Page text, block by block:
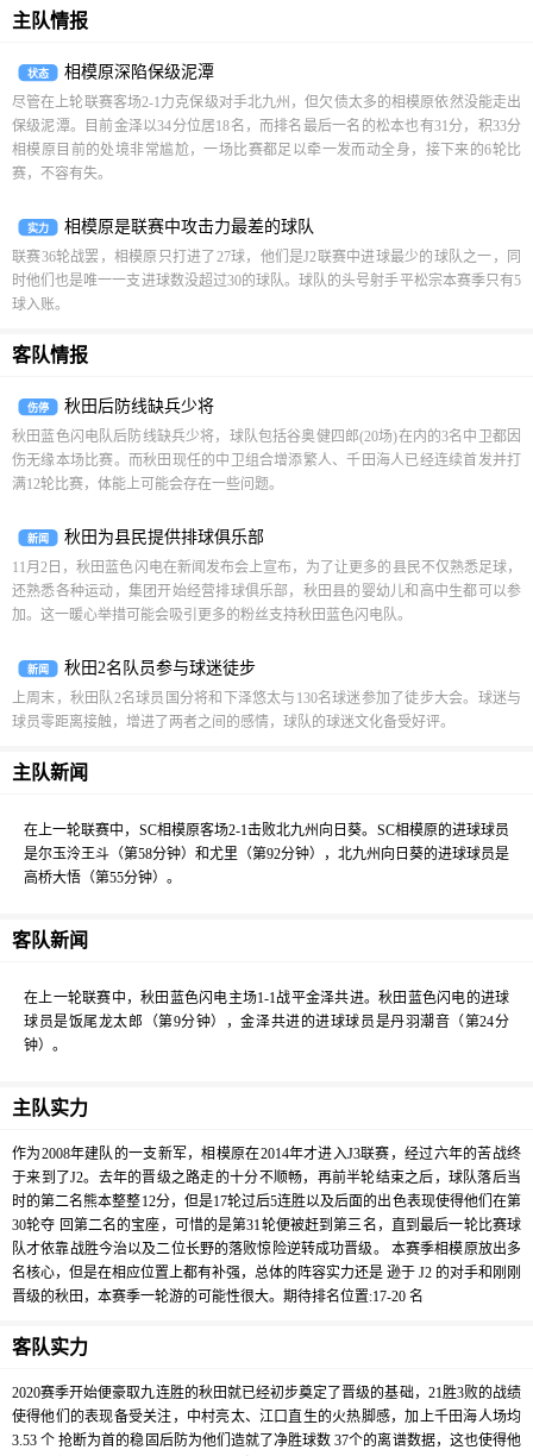
主队情报
状态 相模原深陷保级泥潭
尽管在上轮联赛客场2-1力克保级对手北九州，但欠债太多的相模原依然没能走出
保级泥潭。目前金泽以34分位居18名，而排名最后一名的松本也有31分，积33分
相模原目前的处境非常尴尬，一场比赛都足以牵一发而动全身，接下来的6轮比
赛，不容有失。
实力 相模原是联赛中攻击力最差的球队
联赛36轮战罢，相模原只打进了27球，他们是J2联赛中进球最少的球队之一，同
时他们也是唯一一支进球数没超过30的球队。球队的头号射手平松宗本赛季只有5
球入账。
客队情报
伤停 秋田后防线缺兵少将
秋田蓝色闪电队后防线缺兵少将，球队包括谷奥健四郎(20场)在内的3名中卫都因
伤无缘本场比赛。而秋田现任的中卫组合增添繁人、千田海人已经连续首发并打
满12轮比赛，体能上可能会存在一些问题。
新闻 秋田为县民提供排球俱乐部
11月2日，秋田蓝色闪电在新闻发布会上宣布，为了让更多的县民不仅熟悉足球，
还熟悉各种运动，集团开始经营排球俱乐部，秋田县的婴幼儿和高中生都可以参
加。这一暖心举措可能会吸引更多的粉丝支持秋田蓝色闪电队。
新闻 秋田2名队员参与球迷徒步
上周末，秋田队2名球员国分将和下泽悠太与130名球迷参加了徒步大会。球迷与
球员零距离接触，增进了两者之间的感情，球队的球迷文化备受好评。
主队新闻
在上一轮联赛中，SC相模原客场2-1击败北九州向日葵。SC相模原的进球球员
是尔玉泠王斗（第58分钟）和尤里（第92分钟），北九州向日葵的进球球员是
高桥大悟（第55分钟）。
客队新闻
在上一轮联赛中，秋田蓝色闪电主场1-1战平金泽共进。秋田蓝色闪电的进球
球员是饭尾龙太郎（第9分钟），金泽共进的进球球员是丹羽潮音（第24分
钟）。
主队实力
作为2008年建队的一支新军，相模原在2014年才进入J3联赛，经过六年的苦战终
于来到了J2。去年的晋级之路走的十分不顺畅，再前半轮结束之后，球队落后当
时的第二名熊本整整12分，但是17轮过后5连胜以及后面的出色表现使得他们在第
30轮夺 回第二名的宝座，可惜的是第31轮便被赶到第三名，直到最后一轮比赛球
队才依靠战胜今治以及二位长野的落败惊险逆转成功晋级。 本赛季相模原放出多
名核心，但是在相应位置上都有补强，总体的阵容实力还是 逊于 J2 的对手和刚刚
晋级的秋田，本赛季一轮游的可能性很大。期待排名位置:17-20 名
客队实力
2020赛季开始便豪取九连胜的秋田就已经初步奠定了晋级的基础，21胜3败的战绩
使得他们的表现备受关注，中村亮太、江口直生的火热脚感，加上千田海人场均
3.53 个 抢断为首的稳固后防为他们造就了净胜球数 37个的离谱数据，这也使得他